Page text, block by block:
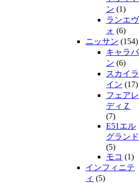
ン (1)
ランエヴ
ォ (6)
ニッサン (154)
キャラバ
ン (6)
スカイラ
イン (17)
フェアレ
ディＺ
(7)
E51エル
グランド
(5)
モコ (1)
インフィニテ
ィ (5)